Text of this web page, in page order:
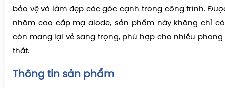
bảo vệ và làm đẹp các góc cạnh trong công trình.
nhôm cao cấp mạ alode, sản phẩm này không chỉ
còn mang lại vẻ sang trọng, phù hợp cho nhiều
thất.
Thông tin sản phẩm